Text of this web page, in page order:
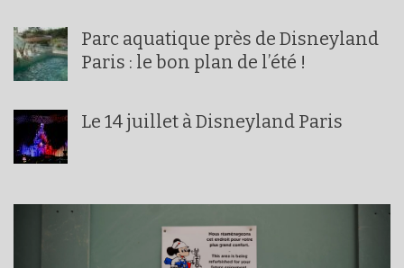
Parc aquatique près de Disneyland
Paris : le bon plan de l’été !
Le 14 juillet à Disneyland Paris